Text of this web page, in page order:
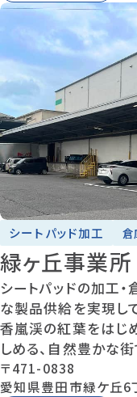
シートパッド加工 倉
緑ヶ丘事業所
シートパッドの加工
な製品供給を実現し
香嵐渓の紅葉をはじ
しめる、自然豊かな街
〒471-0838
愛知県豊田市緑ケ丘6